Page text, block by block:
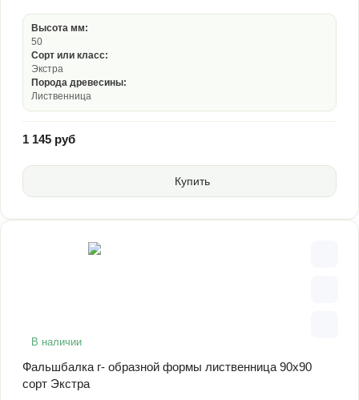
Высота мм:
50
Сорт или класс:
Экстра
Порода древесины:
Лиственница
1 145 руб
Купить
В наличии
Фальшбалка г- образной формы лиственница 90х90
сорт Экстра